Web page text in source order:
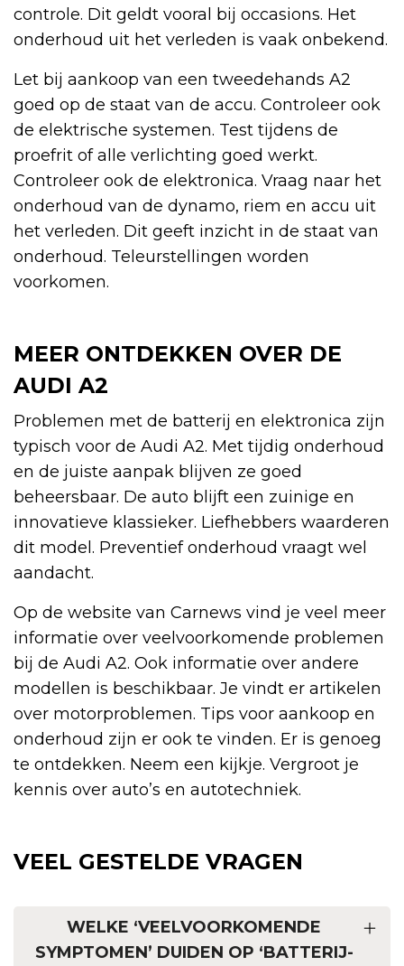
controle. Dit geldt vooral bij occasions. Het
onderhoud uit het verleden is vaak onbekend.
Let bij aankoop van een tweedehands A2
goed op de staat van de accu. Controleer ook
de elektrische systemen. Test tijdens de
proefrit of alle verlichting goed werkt.
Controleer ook de elektronica. Vraag naar het
onderhoud van de dynamo, riem en accu uit
het verleden. Dit geeft inzicht in de staat van
onderhoud. Teleurstellingen worden
voorkomen.
MEER ONTDEKKEN OVER DE
AUDI A2
Problemen met de batterij en elektronica zijn
typisch voor de Audi A2. Met tijdig onderhoud
en de juiste aanpak blijven ze goed
beheersbaar. De auto blijft een zuinige en
innovatieve klassieker. Liefhebbers waarderen
dit model. Preventief onderhoud vraagt wel
aandacht.
Op de website van Carnews vind je veel meer
informatie over veelvoorkomende problemen
bij de Audi A2. Ook informatie over andere
modellen is beschikbaar. Je vindt er artikelen
over motorproblemen. Tips voor aankoop en
onderhoud zijn er ook te vinden. Er is genoeg
te ontdekken. Neem een kijkje. Vergroot je
kennis over auto’s en autotechniek.
VEEL GESTELDE VRAGEN
WELKE ‘VEELVOORKOMENDE
SYMPTOMEN’ DUIDEN OP ‘BATTERIJ-